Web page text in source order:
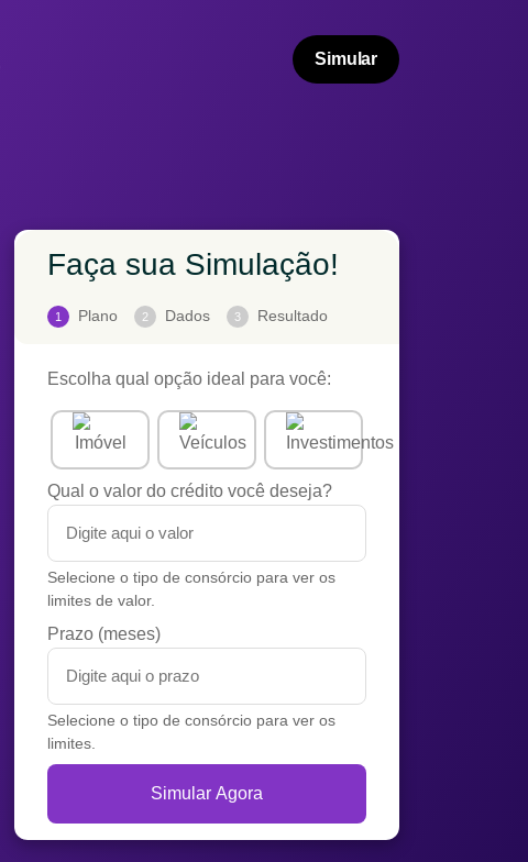
Simular
Faça sua Simulação!
1 Plano 2 Dados 3 Resultado
Escolha qual opção ideal para você:
Qual o valor do crédito você deseja?
Selecione o tipo de consórcio para ver os
limites de valor.
Prazo (meses)
Selecione o tipo de consórcio para ver os
limites.
Simular Agora